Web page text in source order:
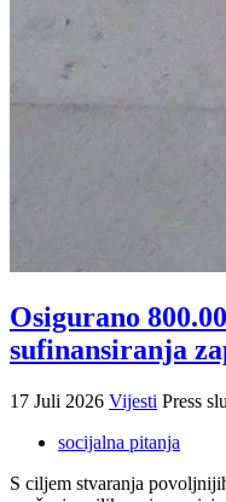
Osigurano
sufinansiranja
17 Juli 2026 Vijesti Press
socijalna pitanja
S ciljem stvaranja